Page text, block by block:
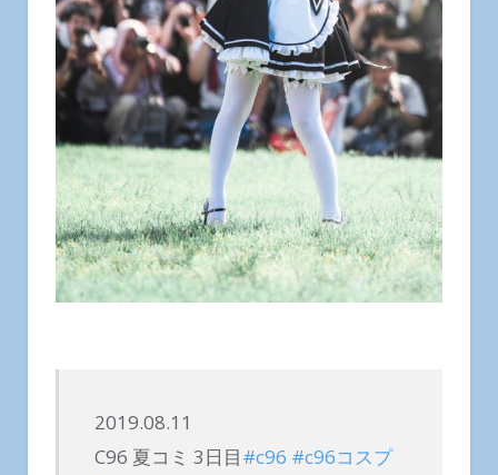
2019.08.11
C96 夏コミ 3日目#c96 #c96コスプ